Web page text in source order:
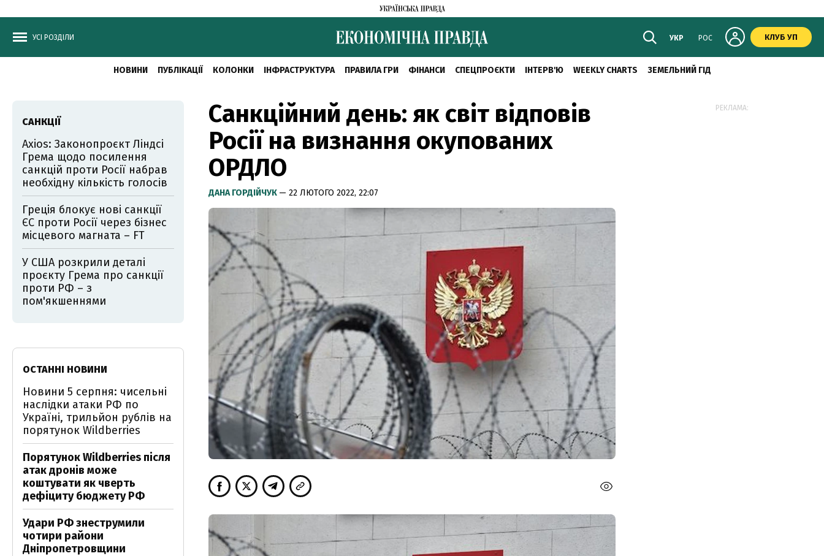
УСІ РОЗДІЛИ УКР РОС КЛУБ УП
НОВИНИ ПУБЛІКАЦІЇ КОЛОНКИ ІНФРАСТРУКТУРА ПРАВИЛА ГРИ ФІНАНСИ СПЕЦПРОЄКТИ ІНТЕРВ'Ю WEEKLY CHARTS ЗЕМЕЛЬНИЙ ГІД
Санкційний день: як світ відповів
Росії на визнання окупованих
ОРДЛО
ДАНА ГОРДІЙЧУК — 22 ЛЮТОГО 2022, 22:07
САНКЦІЇ
Axios: Законопроєкт Ліндсі
Грема щодо посилення
санкцій проти Росії набрав
необхідну кількість голосів
Греція блокує нові санкції
ЄС проти Росії через бізнес
місцевого магната – FT
У США розкрили деталі
проєкту Грема про санкції
проти РФ – з
пом'якшеннями
ОСТАННІ НОВИНИ
Новини 5 серпня: чисельні
наслідки атаки РФ по
Україні, трильйон рублів на
порятунок Wildberries
Порятунок Wildberries після
атак дронів може
коштувати як чверть
дефіциту бюджету РФ
Удари РФ знеструмили
чотири райони
Дніпропетровщини
РЕКЛАМА: